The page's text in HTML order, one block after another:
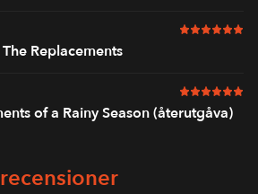
6 av 6 i
Replacements
6 av 6 i
of a Rainy Season (återutgåva)